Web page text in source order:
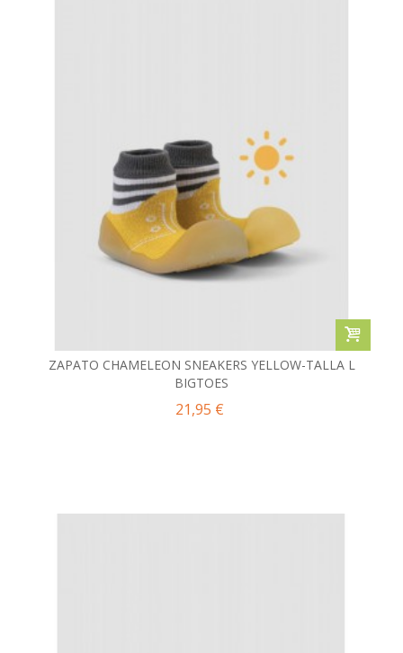
ZAPATO CHAMELEON SNEAKERS YELLOW-TALLA L
BIGTOES
21,95 €